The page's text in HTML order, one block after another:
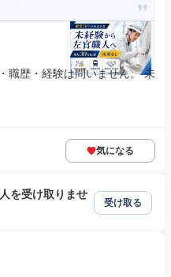
職歴・経験は問いません。 未
気になる
を受け取りませ
受け取る